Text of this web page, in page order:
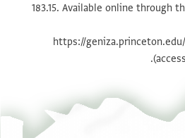
183.15. Available online through
https://